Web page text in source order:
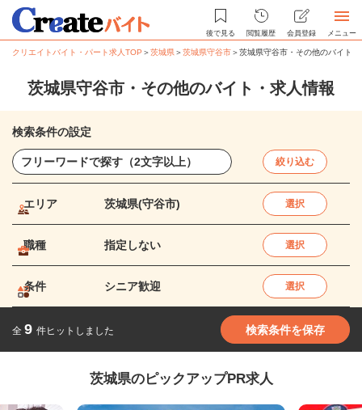
後で見る 閲覧履歴 会員登録 メニュー
クリエイトバイト・パート求人TOP ＞茨城県＞茨城県守谷市＞茨城県守谷市・その他のバイト
茨城県守谷市・その他のバイト・求人情報
検索条件の設定
絞り込む
エリア 茨城県(守谷市) 選択
職種 指定しない 選択
条件 シニア歓迎 選択
全 9 件ヒットしました 検索条件を保存
茨城県のピックアップPR求人